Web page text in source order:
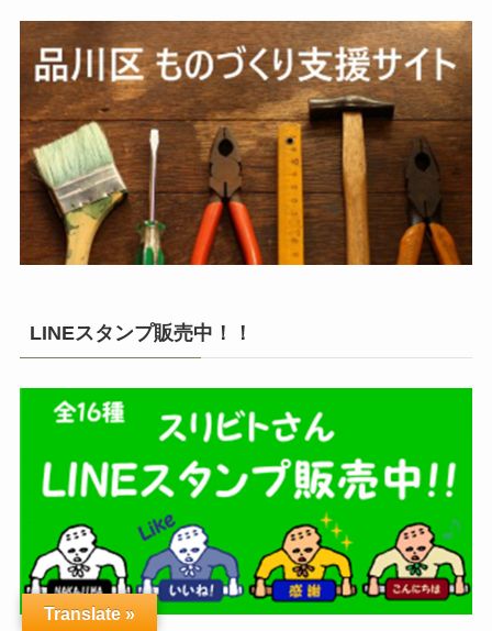
LINEスタンプ販売中！！
Translate »